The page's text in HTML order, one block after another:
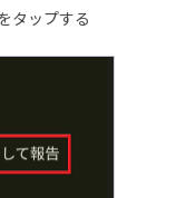
タップする